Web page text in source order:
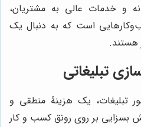
و خدمات عالی به مشتریان،
است که به دنبال یک
هستند.
تبلیغاتی
تبلیغات، یک هزینۀ منطقی و
بسزایی بر روی رونق کسب و کار